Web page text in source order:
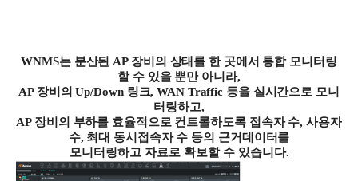
WNMS는 분산된 AP 장비의 상태를 한 곳에서 통합 모니터링
할 수 있을 뿐만 아니라,
AP 장비의 Up/Down 링크, WAN Traffic 등을 실시간으로 모니
터링하고,
AP 장비의 부하를 효율적으로 컨트롤하도록 접속자 수,사용자
수, 최대 동시접속자 수 등의 근거데이터를
모니터링하고 자료로 확보할 수 있습니다.